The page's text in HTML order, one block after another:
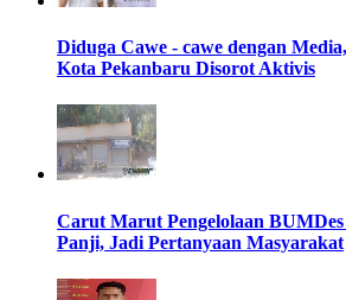
Diduga Cawe - cawe dengan
Kota Pekanbaru Disorot Aktivis
Carut Marut Pengelolaan BUMDes
Panji, Jadi Pertanyaan Masyarakat